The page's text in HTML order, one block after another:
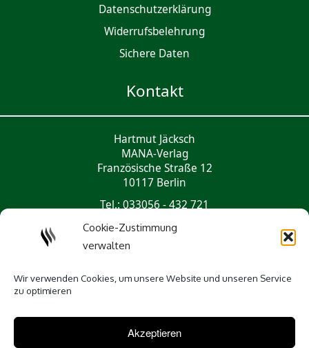
Cookie-Zustimmung
verwalten
Wir verwenden Cookies, um unsere Website und unseren Service
zu optimieren
Akzeptieren
Daten­schutz­er­klärung
Widerrufsbelehrung
Sichere Daten
Kontakt
Hartmut Jäcksch
MANA-Verlag
Französische Straße 12
10117 Berlin
Tel.: 033056 - 432 721
Social Media